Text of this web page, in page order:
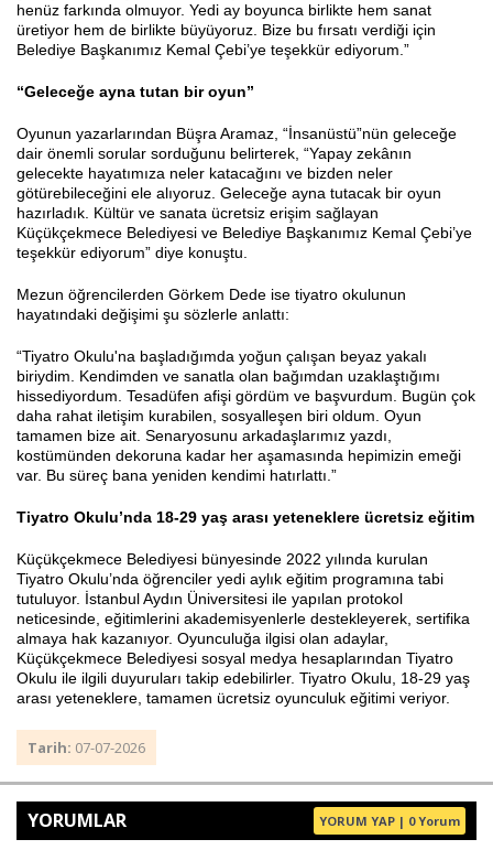
henüz farkında olmuyor. Yedi ay boyunca birlikte hem sanat
üretiyor hem de birlikte büyüyoruz. Bize bu fırsatı verdiği için
Belediye Başkanımız Kemal Çebi’ye teşekkür ediyorum.”
“Geleceğe ayna tutan bir oyun”
Oyunun yazarlarından Büşra Aramaz, “İnsanüstü”nün geleceğe
dair önemli sorular sorduğunu belirterek, “Yapay zekânın
gelecekte hayatımıza neler katacağını ve bizden neler
götürebileceğini ele alıyoruz. Geleceğe ayna tutacak bir oyun
hazırladık. Kültür ve sanata ücretsiz erişim sağlayan
Küçükçekmece Belediyesi ve Belediye Başkanımız Kemal Çebi’ye
teşekkür ediyorum” diye konuştu.
Mezun öğrencilerden Görkem Dede ise tiyatro okulunun
hayatındaki değişimi şu sözlerle anlattı:
“Tiyatro Okulu'na başladığımda yoğun çalışan beyaz yakalı
biriydim. Kendimden ve sanatla olan bağımdan uzaklaştığımı
hissediyordum. Tesadüfen afişi gördüm ve başvurdum. Bugün çok
daha rahat iletişim kurabilen, sosyalleşen biri oldum. Oyun
tamamen bize ait. Senaryosunu arkadaşlarımız yazdı,
kostümünden dekoruna kadar her aşamasında hepimizin emeği
var. Bu süreç bana yeniden kendimi hatırlattı.”
Tiyatro Okulu’nda 18-29 yaş arası yeteneklere ücretsiz eğitim
Küçükçekmece Belediyesi bünyesinde 2022 yılında kurulan
Tiyatro Okulu’nda öğrenciler yedi aylık eğitim programına tabi
tutuluyor. İstanbul Aydın Üniversitesi ile yapılan protokol
neticesinde, eğitimlerini akademisyenlerle destekleyerek, sertifika
almaya hak kazanıyor. Oyunculuğa ilgisi olan adaylar,
Küçükçekmece Belediyesi sosyal medya hesaplarından Tiyatro
Okulu ile ilgili duyuruları takip edebilirler. Tiyatro Okulu, 18-29 yaş
arası yeteneklere, tamamen ücretsiz oyunculuk eğitimi veriyor.
Tarih: 07-07-2026
YORUMLAR YORUM YAP | 0 Yorum